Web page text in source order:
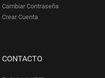
Cambiar Contraseña
Crear Cuenta
CONTACTO